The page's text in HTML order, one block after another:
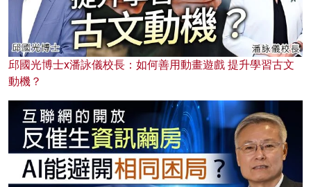
邱國光博士x潘詠儀校長：如何善用動畫遊戲 提升學習古文
動機？